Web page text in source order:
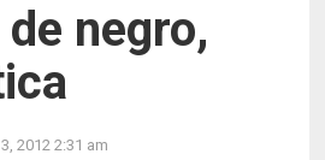
negro,
2012 2:31 am